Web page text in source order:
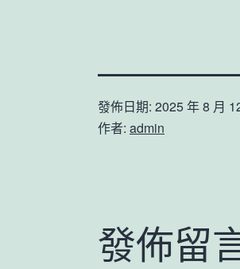
發佈日期: 2025 年 8 月
作者: admin
發佈留